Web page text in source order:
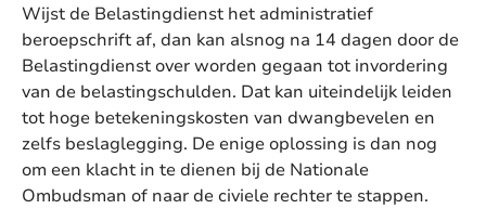
Wijst de Belastingdienst het administratief
beroepschrift af, dan kan alsnog na 14 dagen door de
Belastingdienst over worden gegaan tot invordering
van de belastingschulden. Dat kan uiteindelijk leiden
tot hoge betekeningskosten van dwangbevelen en
zelfs beslaglegging. De enige oplossing is dan nog
om een klacht in te dienen bij de Nationale
Ombudsman of naar de civiele rechter te stappen.